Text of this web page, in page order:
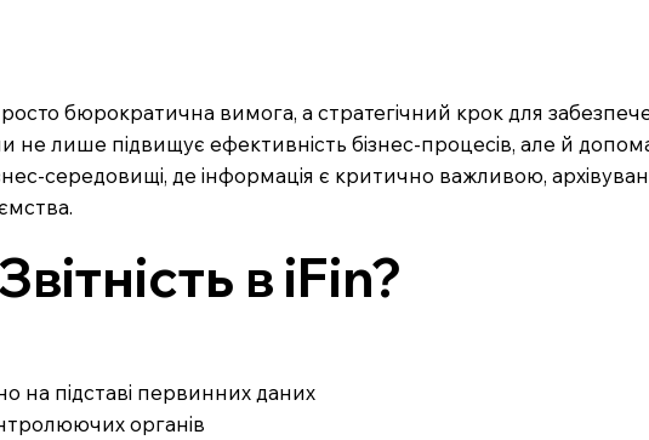
бюрократична вимога, а стратегічний крок для
лише підвищує ефективність бізнес-процесів, але й
середовищі, де інформація є критично важливою,
в iFin?
на підставі первинних даних
органів